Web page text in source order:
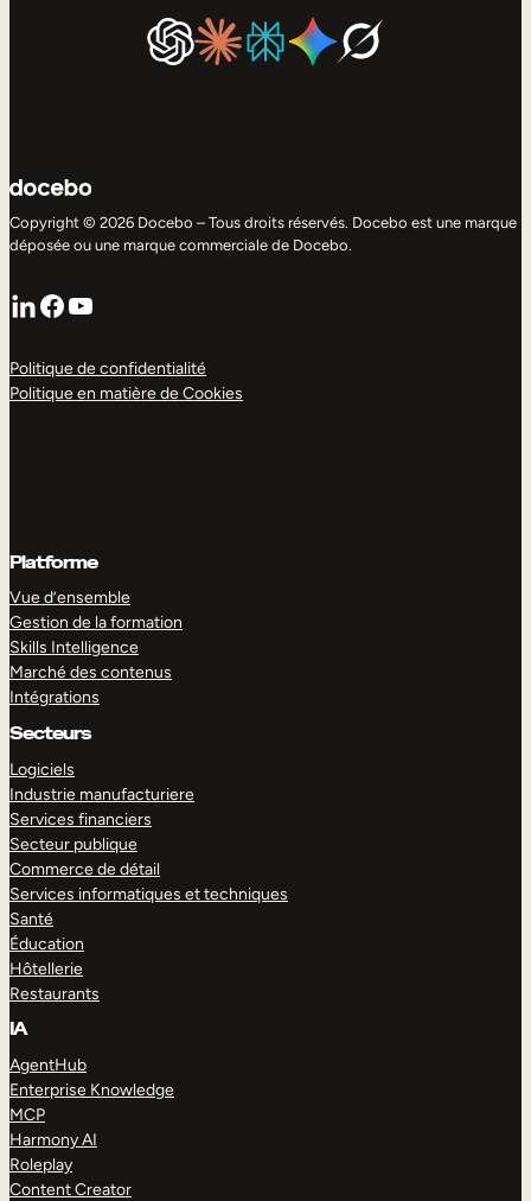
Copyright © 2026 Docebo – Tous droits réservés. Docebo est une marque
déposée ou une marque commerciale de Docebo.
LinkedIn
Facebook
YouTube
Politique de confidentialité
Politique en matière de Cookies
Platforme
Vue d’ensemble
Gestion de la formation
Skills Intelligence
Marché des contenus
Intégrations
Secteurs
Logiciels
Industrie manufacturiere
Services financiers
Secteur publique
Commerce de détail
Services informatiques et techniques
Santé
Éducation
Hôtellerie
Restaurants
IA
AgentHub
Enterprise Knowledge
MCP
Harmony AI
Roleplay
Content Creator